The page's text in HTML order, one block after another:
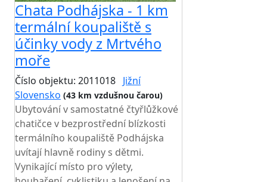
Chata Podhájska - 1 km
termální koupaliště s
účinky vody z Mrtvého
moře
Číslo objektu: 2011018 Jižní
Slovensko (43 km vzdušnou čarou)
Ubytování v samostatné čtyřlůžkové
chatičce v bezprostřední blízkosti
termálního koupaliště Podhájska
uvítají hlavně rodiny s dětmi.
Vynikající místo pro výlety,